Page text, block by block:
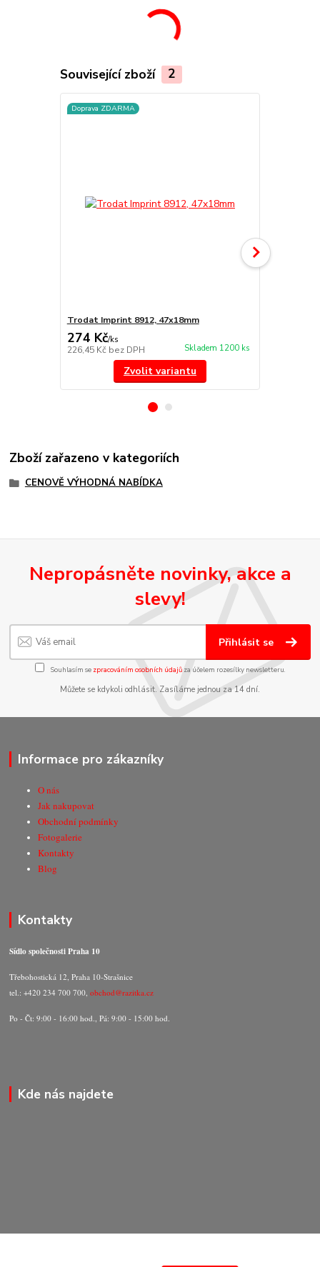
Související zboží 2
Doprava ZDARMA
Trodat Imprint 8912, 47x18mm
274 Kč/ks
226,45 Kč bez DPH Skladem 1200 ks
Zvolit variantu
Zboží zařazeno v kategoriích
CENOVĚ VÝHODNÁ NABÍDKA
Nepropásněte novinky, akce a
slevy!
Přihlásit se
Souhlasím se zpracováním osobních údajůza účelem rozesílky newsletteru.
Můžete se kdykoli odhlásit. Zasíláme jednou za 14 dní.
Informace pro zákazníky
O nás
Jak nakupovat
Obchodní podmínky
Fotogalerie
Kontakty
Blog
Kontakty
Sídlo společnosti Praha 10
Třebohostická 12, Praha 10-Strašnice
tel.: +420 234 700 700,obchod@razitka.cz
Po - Čt: 9:00 - 16:00 hod., Pá: 9:00 - 15:00 hod.
Kde nás najdete